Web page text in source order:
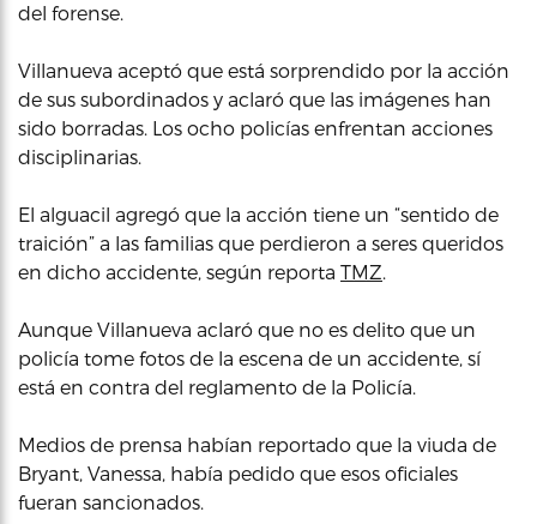
del forense.
Villanueva aceptó que está sorprendido por la acción
de sus subordinados y aclaró que las imágenes han
sido borradas. Los ocho policías enfrentan acciones
disciplinarias.
El alguacil agregó que la acción tiene un “sentido de
traición” a las familias que perdieron a seres queridos
en dicho accidente, según reporta TMZ.
Aunque Villanueva aclaró que no es delito que un
policía tome fotos de la escena de un accidente, sí
está en contra del reglamento de la Policía.
Medios de prensa habían reportado que la viuda de
Bryant, Vanessa, había pedido que esos oficiales
fueran sancionados.